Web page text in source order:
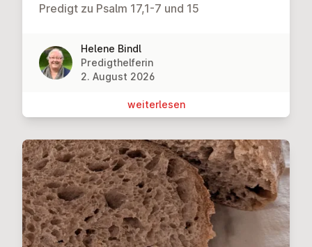
Predigt zu Psalm 17,1-7 und 15
Helene Bindl
Predigthelferin
2. August 2026
wei­ter­le­sen